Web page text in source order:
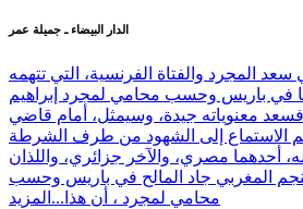
الدار البيضاء ـ جميلة عمر
سعد المجرد والفتاة الفرنسية، التي تتهمه
في باريس وحسب محامي لمجرد إبراهيم
فسعد معنوياته جيدة، وسيمثل، أمام قاضي
يتم الاستماع إلى الشهود من طرف الشرطة
أحدهما مصري، والآخر جزائري، واللذان
المغربي جاد المالح في باريس وحسب
محامي لمجرد ، أن هذا... المزيد